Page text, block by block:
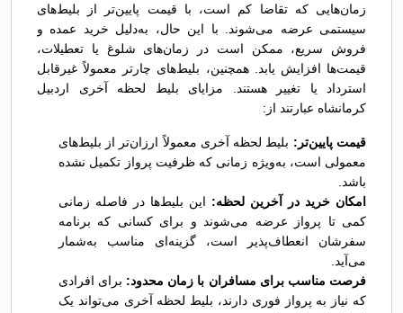
زمان‌هایی که تقاضا کم است، با قیمت پایین‌تر از بلیط‌های
سیستمی عرضه می‌شوند. با این حال، به‌دلیل خرید عمده و
فروش سریع، ممکن است در زمان‌های شلوغ یا تعطیلات،
قیمت‌ها افزایش یابد. همچنین، بلیط‌های چارتر معمولاً غیرقابل
استرداد یا تغییر هستند. مزایای بلیط لحظه آخری اردبیل
کرمانشاه عبارتند از:
قیمت پایین‌تر: بلیط لحظه آخری معمولاً ارزان‌تر از بلیط‌های
معمولی است، به‌ویژه زمانی که ظرفیت پرواز تکمیل نشده
باشد.
امکان خرید در آخرین لحظه: این بلیط‌ها در فاصله زمانی
کمی تا پرواز عرضه می‌شوند و برای کسانی که برنامه
سفرشان انعطاف‌پذیر است، گزینه‌ای مناسب به‌شمار
می‌آید.
فرصت مناسب برای مسافران با زمان محدود: برای افرادی
که نیاز به پرواز فوری دارند، بلیط لحظه آخری می‌تواند یک